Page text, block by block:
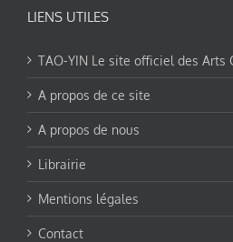
LIENS UTILES
TAO-YIN Le site officiel des Arts
A propos de ce site
A propos de nous
Librairie
Mentions légales
Contact